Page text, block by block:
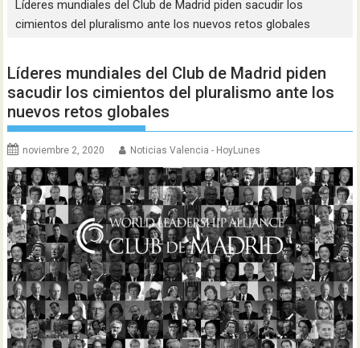
Líderes mundiales del Club de Madrid piden sacudir los
cimientos del pluralismo ante los nuevos retos globales
Líderes mundiales del Club de Madrid piden
sacudir los cimientos del pluralismo ante los
nuevos retos globales
noviembre 2, 2020 Noticias Valencia - HoyLunes